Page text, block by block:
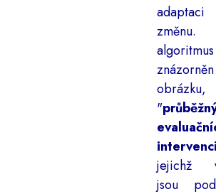
změnu.
obrázku,
"
jejichž
jsou